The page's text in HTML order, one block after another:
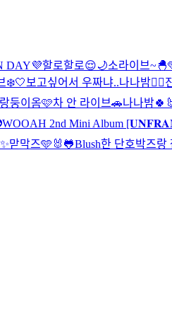
DAY💜할로할로😌🌙소라이브
❄️🤍 보고싶어서 우짜냐..나나밤❤️‍🔥
둥이옴🩷차 안 라이브🚗나나밤
WOOAH 2nd Mini Album
맏막즈🩵🐰🐸Blush한 단호박즈랑